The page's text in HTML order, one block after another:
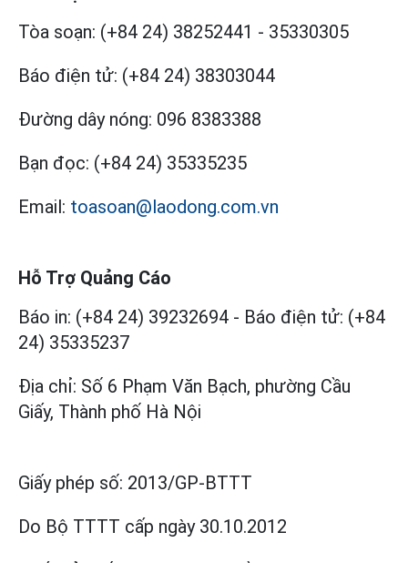
Tòa soạn: (+84 24) 38252441 - 35330305
Báo điện tử: (+84 24) 38303044
Đường dây nóng: 096 8383388
Bạn đọc: (+84 24) 35335235
Email: toasoan@laodong.com.vn
Hỗ Trợ Quảng Cáo
Báo in: (+84 24) 39232694 - Báo điện tử: (+84
24) 35335237
Địa chỉ: Số 6 Phạm Văn Bạch, phường Cầu
Giấy, Thành phố Hà Nội
Giấy phép số: 2013/GP-BTTT
Do Bộ TTTT cấp ngày 30.10.2012